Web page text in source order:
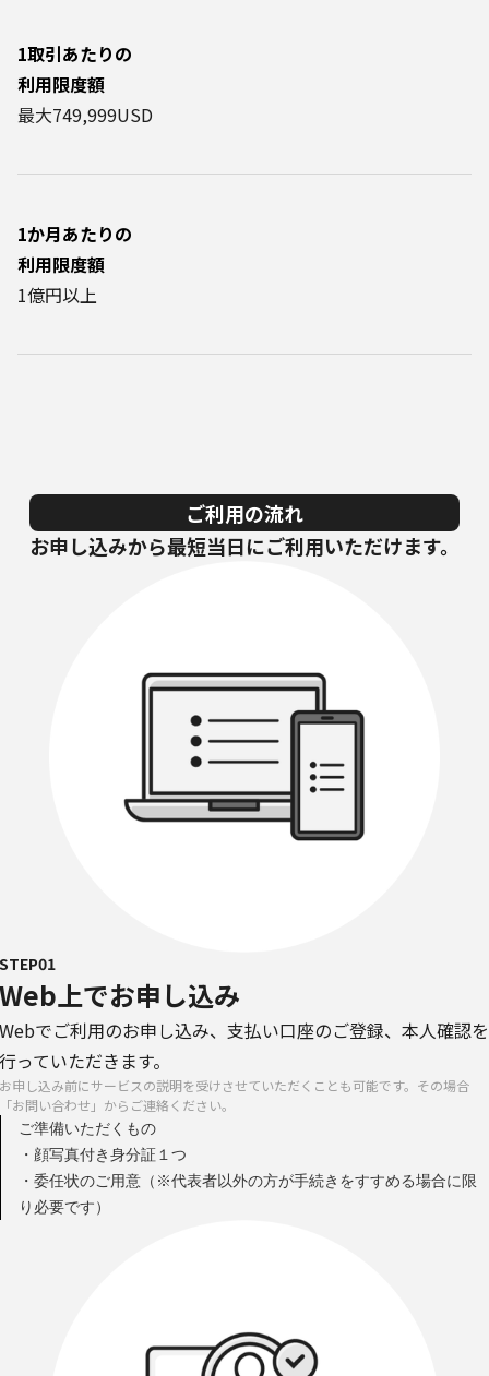
1取引あたりの
利用限度額
最大749,999USD
1か月あたりの
利用限度額
1億円以上
ご利用の流れ
お申し込みから最短当日にご利用いただけます。
STEP01
Web上でお申し込み
Webでご利用のお申し込み、支払い口座のご登録、本人確認を
行っていただきます。
お申し込み前にサービスの説明を受けさせていただくことも可能です。その場合
「お問い合わせ」からご連絡ください。
ご準備いただくもの
・顔写真付き身分証１つ
・委任状のご用意（※代表者以外の方が手続きをすすめる場合に限
り必要です）